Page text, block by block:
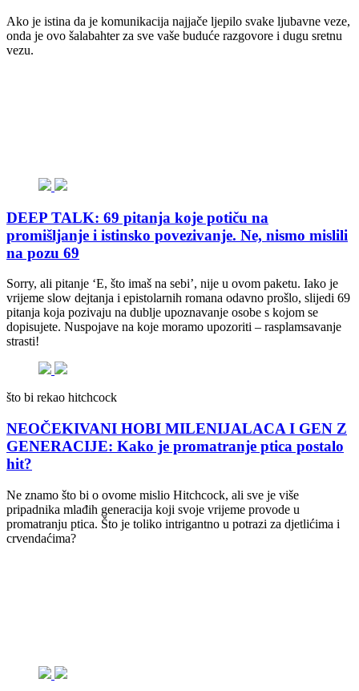
Ako je istina da je komunikacija najjače ljepilo svake ljubavne veze,
onda je ovo šalabahter za sve vaše buduće razgovore i dugu sretnu
vezu.
DEEP TALK: 69 pitanja koje potiču na
promišljanje i istinsko povezivanje. Ne, nismo mislili
na pozu 69
Sorry, ali pitanje ‘E, što imaš na sebi’, nije u ovom paketu. Iako je
vrijeme slow dejtanja i epistolarnih romana odavno prošlo, slijedi 69
pitanja koja pozivaju na dublje upoznavanje osobe s kojom se
dopisujete. Nuspojave na koje moramo upozoriti – rasplamsavanje
strasti!
što bi rekao hitchcock
NEOČEKIVANI HOBI MILENIJALACA I GEN Z
GENERACIJE: Kako je promatranje ptica postalo
hit?
Ne znamo što bi o ovome mislio Hitchcock, ali sve je više
pripadnika mlađih generacija koji svoje vrijeme provode u
promatranju ptica. Što je toliko intrigantno u potrazi za djetlićima i
crvendaćima?